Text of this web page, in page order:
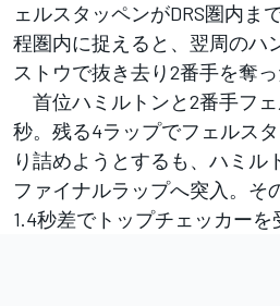
ェルスタッペンがDRS圏内ま
程圏内に捉えると、翌周のハ
ストウで抜き去り2番手を奪っ
首位ハミルトンと2番手フ
秒。残る4ラップでフェルス
り詰めようとするも、ハミル
ファイナルラップへ突入。そ
1.4秒差でトップチェッカーを